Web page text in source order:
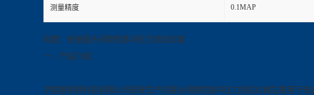
测量精度 0.1MAP
标题：快速接头间歇性脉冲压力测试仪器
一、产品介绍：
济南思明特科技有限公司研发生产的接头间歇性脉冲压力测试仪器主要用于快